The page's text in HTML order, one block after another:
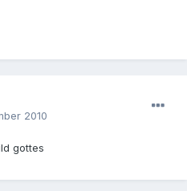
2010
gottes